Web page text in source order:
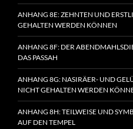
ANHANG 8E: ZEHNTEN UND
GEHALTEN WERDEN KÖNNEN
ANHANG 8F: DER
DAS PASSAH
ANHANG 8G: NASIRÄER- UND
NICHT GEHALTEN WERDEN
ANHANG 8H: TEILWEISE UND
AUF DEN TEMPEL